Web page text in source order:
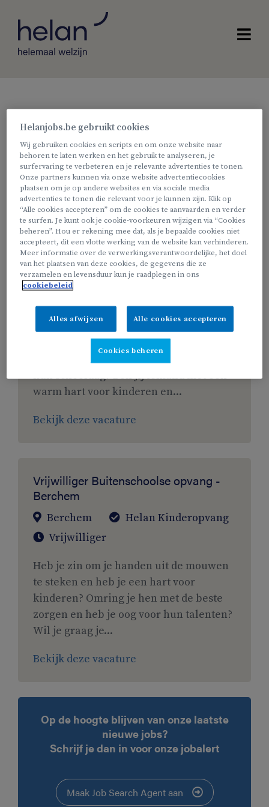
Onze vacatures
Werken
bij?
Vrijwilliger
Vrijwilliger middagtoezicht -
Buitenschoolse opvang (3-12j) -
Vilvoorde
Vilvoorde
Helan Kinderopvang
Ben je zorgzaam van nature, vind je het
leuk om met kinderen om te gaan en wil
je graag een positieve impact hebben op
hun schooldag? Ben jij iemand met een
warm hart voor kinderen en...
Bekijk deze vacature
Vrijwilliger Buitenschoolse opvang -
Berchem
Berchem
Helan Kinderopvang
Vrijwilliger
Heb je zin om je handen uit de mouwen
te steken en heb je een hart voor
kinderen? Omring je hen met de beste
zorgen en heb je oog voor hun talenten?
Wil je graag je...
Bekijk deze vacature
Op de hoogte blijven van onze laatste
nieuwe jobs?
Schrijf je dan in voor onze jobalert
Maak Job Search Agent aan
Helanjobs.be gebruikt cookies
Wij gebruiken cookies en scripts en om onze website naar
behoren te laten werken en het gebruik te analyseren, je
surfervaring te verbeteren en je relevante advertenties te tonen.
Onze partners kunnen via onze website advertentiecookies
plaatsen om je op andere websites en via sociale media
advertenties te tonen die relevant voor je kunnen zijn. Klik op
“Alle cookies accepteren” om de cookies te aanvaarden en verder
te surfen. Je kunt ook je cookie-voorkeuren wijzigen via “Cookies
beheren”. Hou er rekening mee dat, als je bepaalde cookies niet
accepteert, dit een vlotte werking van de website kan verhinderen.
Meer informatie over de verwerkingsverantwoordelijke, het doel
van het plaatsen van deze cookies, de gegevens die ze
verzamelen en levensduur kun je raadplegen in ons
cookiebeleid
Alles afwijzen Alle cookies accepteren
Cookies beheren